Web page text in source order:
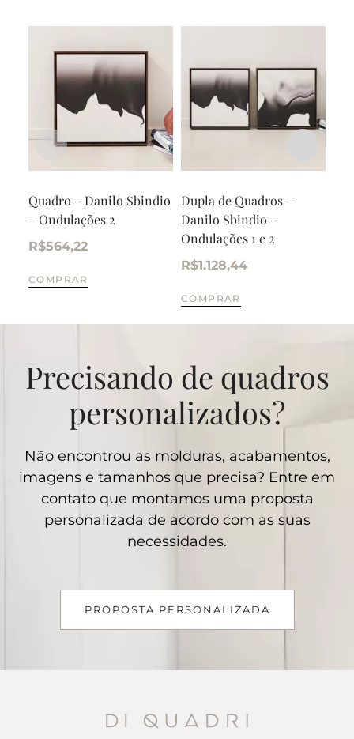
Quadro – Danilo Sbindio
– Ondulações 2
R$564,22
COMPRAR
Dupla de Quadros –
Danilo Sbindio –
Ondulações 1 e 2
R$1.128,44
COMPRAR
Precisando de quadros
personalizados?
Não encontrou as molduras, acabamentos,
imagens e tamanhos que precisa? Entre em
contato que montamos uma proposta
personalizada de acordo com as suas
necessidades.
PROPOSTA PERSONALIZADA